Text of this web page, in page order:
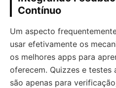
Contínuo
Um aspecto
usar efetivamente os
os melhores apps para
oferecem. Quizzes e testes
são apenas para